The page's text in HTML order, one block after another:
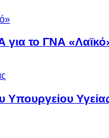
για το ΓΝΑ
Υπουργείου